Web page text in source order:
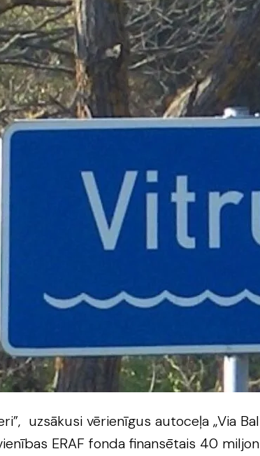
uzsākusi vērienīgus autoceļa „Via
ERAF fonda finansētais 40